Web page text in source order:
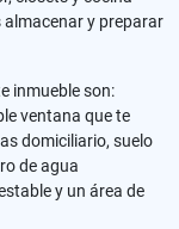
y preparar
inmueble son:
ventana que te
domiciliario, suelo
de agua
y un área de